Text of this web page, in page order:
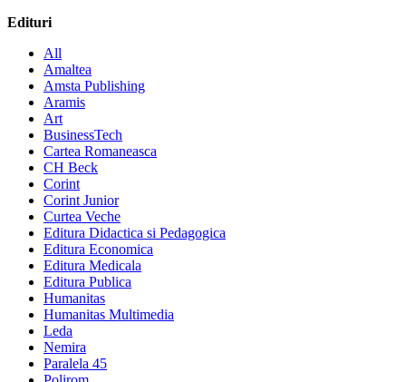
Edituri
All
Amaltea
Amsta Publishing
Aramis
Art
BusinessTech
Cartea Romaneasca
CH Beck
Corint
Corint Junior
Curtea Veche
Editura Didactica si Pedagogica
Editura Economica
Editura Medicala
Editura Publica
Humanitas
Humanitas Multimedia
Leda
Nemira
Paralela 45